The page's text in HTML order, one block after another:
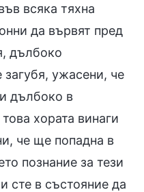
всяка тяхна
да вървят пред
дълбоко
ужасени, че
дълбоко в
хората винаги
че ще попадна в
познание за тези
сте в състояние да